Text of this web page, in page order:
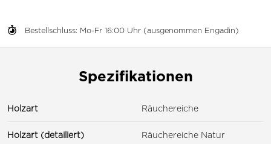
Bestellschluss: Mo-Fr 16:00 Uhr (ausgenommen Engadin)
Spezifikationen
Holzart Räuchereiche
Holzart (detailiert) Räuchereiche Natur